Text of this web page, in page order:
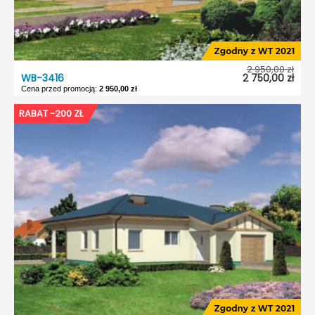
WB-3416 2 750,00 zł
2 950,00 zł
Cena przed promocją: 2 950,00 zł
WB-3416
5 dni roboczych
Typ projektu:
Wolnostojący
Garaż:
Dach:
Czterospadowy
Kąt nach. dachu:
30°
Odbicie lustrzane:
Tak
RABAT -200 ZŁ